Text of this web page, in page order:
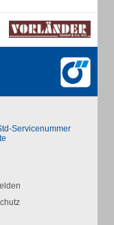
Servicenummer